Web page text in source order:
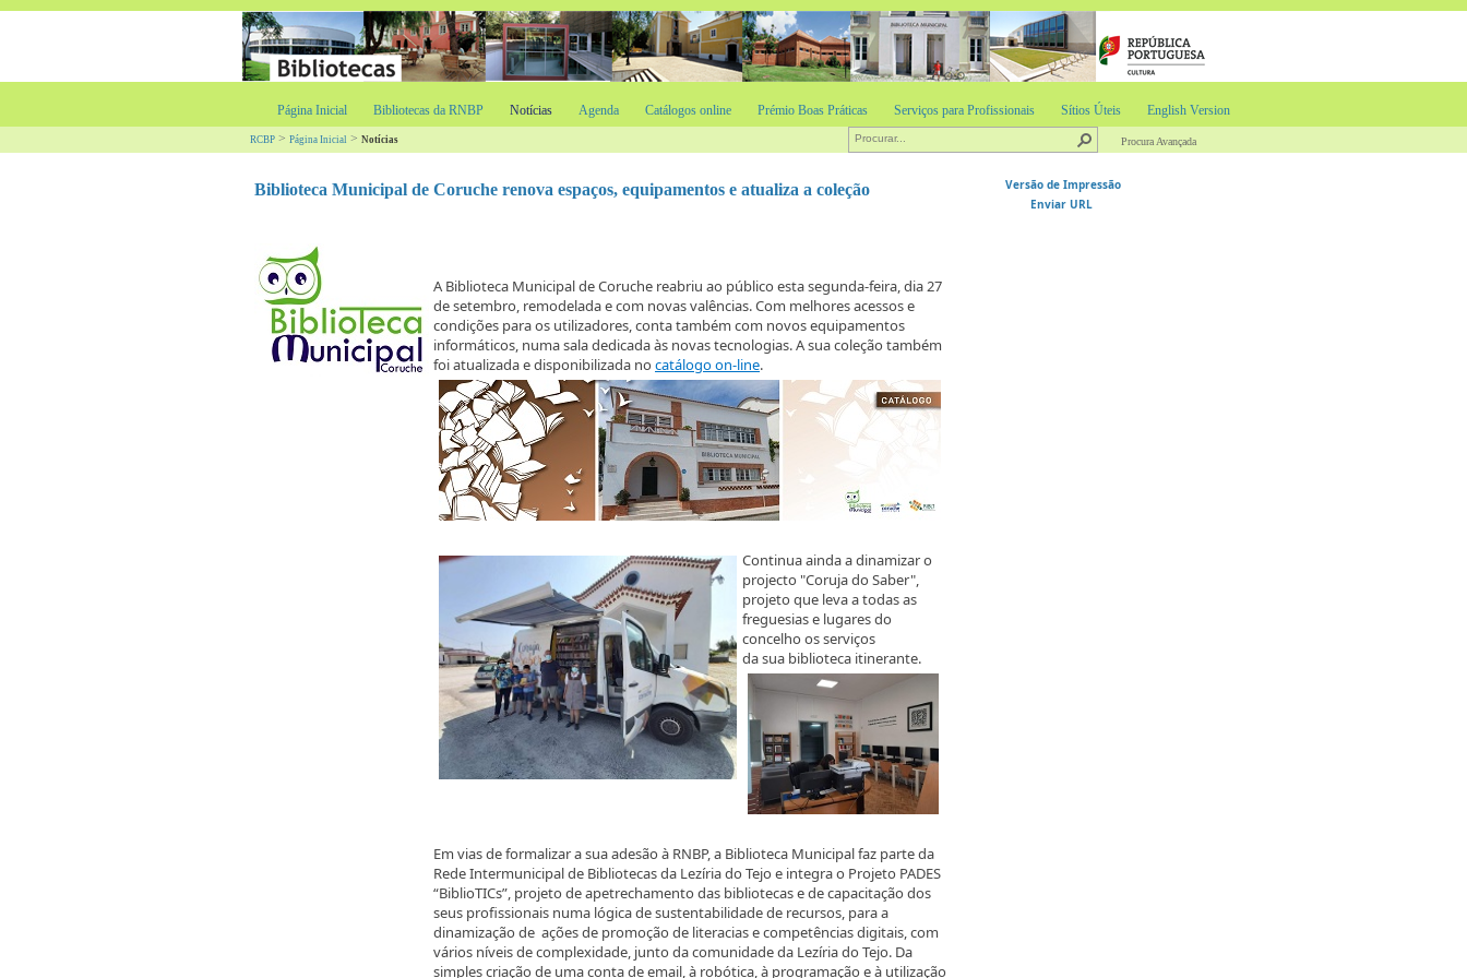
Página Inicial Bibliotecas da RNBP Notícias Agenda Catálogos online Prémio Boas Práticas Serviços para Profissionais Sítios Úteis English Version
RCBP > Página Inicial > Notícias Procura Avançada
Biblioteca Municipal de Coruche renova espaços, equipamentos e atualiza a coleção
A Biblioteca Municipal de Coruche reabriu ao público esta segunda-feira, dia 27
de setembro, remodelada e com novas valências. Com melhores acessos e
condições para os utilizadores, conta também com novos equipamentos
informáticos, numa sala dedicada às novas tecnologias. A sua coleção também
foi atualizada e disponibilizada no catálogo on-line.
Continua ainda a dinamizar o
projecto "Coruja do Saber",
projeto que leva a todas as
freguesias e lugares do
concelho os serviços
da sua biblioteca itinerante.
Em vias de formalizar a sua adesão à RNBP, a Biblioteca Municipal faz parte da
Rede Intermunicipal de Bibliotecas da Lezíria do Tejo e integra o Projeto PADES
“BiblioTICs”, projeto de apetrechamento das bibliotecas e de capacitação dos
seus profissionais numa lógica de sustentabilidade de recursos, para a
dinamização de ações de promoção de literacias e competências digitais, com
vários níveis de complexidade, junto da comunidade da Lezíria do Tejo. Da
simples criação de uma conta de email, à robótica, à programação e à utilização
Versão de Impressão
Enviar URL